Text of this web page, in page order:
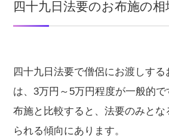
四十九日法要のお布施の相
四十九日法要で僧侶にお渡しす
は、3万円～5万円程度が一般的
布施と比較すると、法要のみとな
られる傾向にあります。